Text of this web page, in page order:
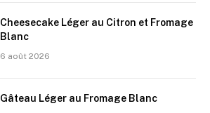
Cheesecake Léger au Citron et Fromage
Blanc
6 août 2026
Gâteau Léger au Fromage Blanc